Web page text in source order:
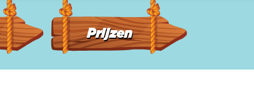
Prijzen